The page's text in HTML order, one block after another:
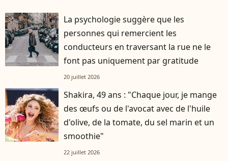
La psychologie suggère que les
personnes qui remercient les
conducteurs en traversant la rue ne le
font pas uniquement par gratitude
20 juillet 2026
Shakira, 49 ans : "Chaque jour, je mange
des œufs ou de l'avocat avec de l'huile
d'olive, de la tomate, du sel marin et un
smoothie"
22 juillet 2026